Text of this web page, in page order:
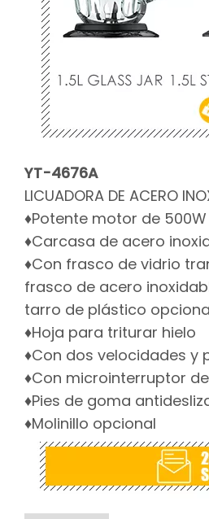
YT-4676A
LICUADORA DE ACERO
♦Potente motor de 500W
♦Carcasa de acero
♦Con frasco de vidrio
frasco de acero
tarro de plástico
♦Hoja para triturar hielo
♦Con dos velocidades y
♦Con microinterruptor
♦Pies de goma
♦Molinillo opcional